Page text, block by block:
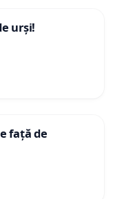
urși!
față de